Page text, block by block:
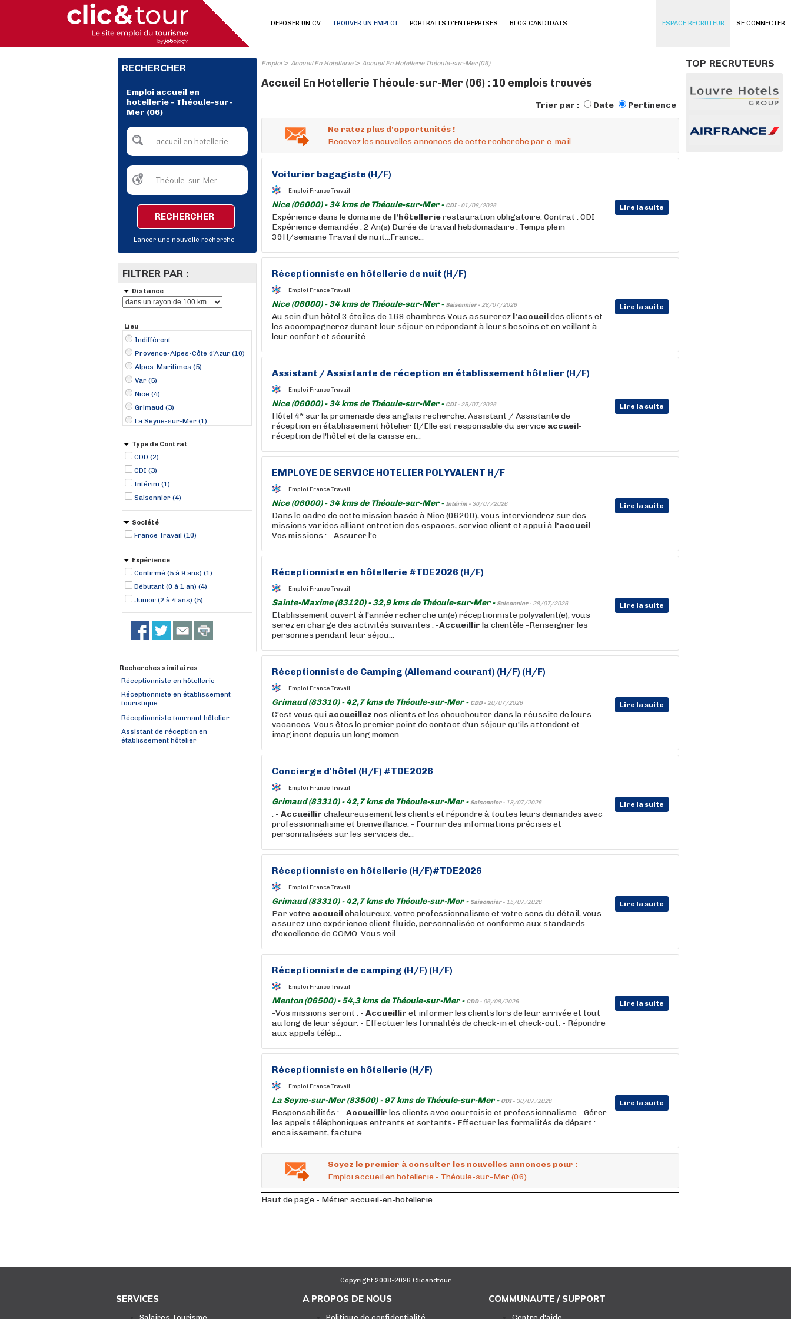
SE CONNECTER
DEPOSER UN CV TROUVER UN EMPLOI PORTRAITS D'ENTREPRISES BLOG CANDIDATS ESPACE RECRUTEUR
RECHERCHER
Emploi accueil en
hotellerie - Théoule-sur-
Mer (06)
RECHERCHER
Lancer une nouvelle recherche
FILTRER PAR :
Distance
Lieu
Indifférent
Provence-Alpes-Côte d'Azur (10)
Alpes-Maritimes (5)
Var (5)
Nice (4)
Grimaud (3)
La Seyne-sur-Mer (1)
Menton (1)
Sainte-Maxime (1)
Type de Contrat
CDD (2)
CDI (3)
Intérim (1)
Saisonnier (4)
Société
France Travail (10)
Expérience
Confirmé (5 à 9 ans) (1)
Débutant (0 à 1 an) (4)
Junior (2 à 4 ans) (5)
Recherches similaires
Réceptionniste en hôtellerie
Réceptionniste en établissement
touristique
Réceptionniste tournant hôtelier
Assistant de réception en
établissement hôtelier
Emploi> Accueil En Hotellerie> Accueil En Hotellerie Théoule-sur-Mer (06)
Accueil En Hotellerie Théoule-sur-Mer (06) : 10 emplois trouvés
Trier par : Date Pertinence
Ne ratez plus d'opportunités !
Recevez les nouvelles annonces de cette recherche par e-mail
Voiturier bagagiste (H/F)
Emploi France Travail
Nice (06000) - 34 kms de Théoule-sur-Mer - CDI - 01/08/2026 Lire la suite
Expérience dans le domaine de l'hôtellerierestauration obligatoire. Contrat : CDI
Expérience demandée : 2 An(s) Durée de travail hebdomadaire : Temps plein
39H/semaine Travail de nuit...France...
Réceptionniste en hôtellerie de nuit (H/F)
Emploi France Travail
Nice (06000) - 34 kms de Théoule-sur-Mer - Saisonnier - 28/07/2026 Lire la suite
Au sein d'un hôtel 3 étoiles de 168 chambres Vous assurerez l'accueildes clients et
les accompagnerez durant leur séjour en répondant à leurs besoins et en veillant à
leur confort et sécurité ...
Assistant / Assistante de réception en établissement hôtelier (H/F)
Emploi France Travail
Nice (06000) - 34 kms de Théoule-sur-Mer - CDI - 25/07/2026 Lire la suite
Hôtel 4* sur la promenade des anglais recherche: Assistant / Assistante de
réception en établissement hôtelier Il/Elle est responsable du service accueil-
réception de l'hôtel et de la caisse en...
EMPLOYE DE SERVICE HOTELIER POLYVALENT H/F
Emploi France Travail
Nice (06000) - 34 kms de Théoule-sur-Mer -Intérim - 30/07/2026 Lire la suite
Dans le cadre de cette mission basée à Nice (06200), vous interviendrez sur des
missions variées alliant entretien des espaces, service client et appui à l'accueil.
Vos missions : - Assurer l'e...
Réceptionniste en hôtellerie #TDE2026 (H/F)
Emploi France Travail
Sainte-Maxime (83120) - 32,9 kms de Théoule-sur-Mer - Saisonnier - 28/07/2026 Lire la suite
Etablissement ouvert à l'année recherche un(e) réceptionniste polyvalent(e), vous
serez en charge des activités suivantes : -Accueillir la clientèle -Renseigner les
personnes pendant leur séjou...
Réceptionniste de Camping (Allemand courant) (H/F) (H/F)
Emploi France Travail
Grimaud (83310) - 42,7 kms de Théoule-sur-Mer - CDD - 20/07/2026 Lire la suite
C'est vous qui accueillez nos clients et les chouchouter dans la réussite de leurs
vacances. Vous êtes le premier point de contact d'un séjour qu'ils attendent et
imaginent depuis un long momen...
Concierge d'hôtel (H/F) #TDE2026
Emploi France Travail
Grimaud (83310) - 42,7 kms de Théoule-sur-Mer - Saisonnier - 18/07/2026 Lire la suite
. - Accueillir chaleureusement les clients et répondre à toutes leurs demandes avec
professionnalisme et bienveillance. - Fournir des informations précises et
personnalisées sur les services de...
Réceptionniste en hôtellerie (H/F)#TDE2026
Emploi France Travail
Grimaud (83310) - 42,7 kms de Théoule-sur-Mer - Saisonnier - 15/07/2026 Lire la suite
Par votre accueilchaleureux, votre professionnalisme et votre sens du détail, vous
assurez une expérience client fluide, personnalisée et conforme aux standards
d'excellence de COMO. Vous veil...
Réceptionniste de camping (H/F) (H/F)
Emploi France Travail
Menton (06500) - 54,3 kms de Théoule-sur-Mer - CDD - 06/08/2026 Lire la suite
-Vos missions seront : - Accueillir et informer les clients lors de leur arrivée et tout
au long de leur séjour. - Effectuer les formalités de check-in et check-out. - Répondre
aux appels télép...
Réceptionniste en hôtellerie (H/F)
Emploi France Travail
La Seyne-sur-Mer (83500) - 97 kms de Théoule-sur-Mer - CDI - 30/07/2026 Lire la suite
Responsabilités : - Accueillir les clients avec courtoisie et professionnalisme - Gérer
les appels téléphoniques entrants et sortants- Effectuer les formalités de départ :
encaissement, facture...
Soyez le premier à consulter les nouvelles annonces pour :
Emploi accueil en hotellerie - Théoule-sur-Mer (06)
Haut de page - Métier accueil-en-hotellerie
TOP RECRUTEURS
Copyright 2008-2026 Clicandtour
SERVICES A PROPOS DE NOUS COMMUNAUTE / SUPPORT